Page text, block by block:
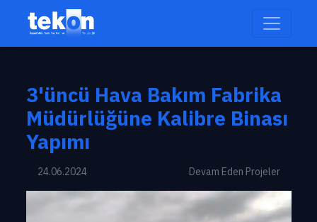
3'üncü Hava Bakım Fabrika
Müdürlüğüne Kalibre Binası
Yapımı
24.06.2024 Devam Eden Projeler